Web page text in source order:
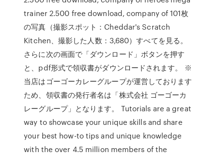
trainer 2.500 free download, company of 101枚
の写真（撮影スポット：Cheddar's Scratch
Kitchen、撮影した人数：3,680）すべてを見る。
さらに次の画面で「ダウンロード」ボタンを押す
と、pdf形式で領収書がダウンロードされます。 ※
当店はゴーゴーカレーグループが運営しております
ため、領収書の発行者名は「株式会社 ゴーゴーカ
レーグループ」となります。 Tutorials are a great
way to showcase your unique skills and share
your best how-to tips and unique knowledge
with the over 4.5 million members of the